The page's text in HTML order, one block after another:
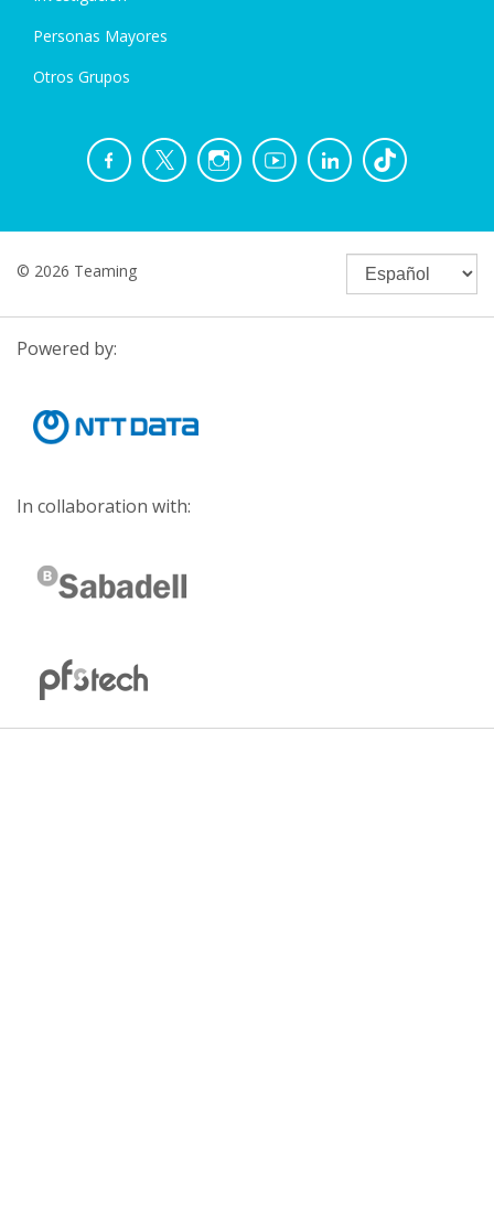
Personas Mayores
Otros Grupos
© 2026 Teaming
Powered by:
In collaboration with: